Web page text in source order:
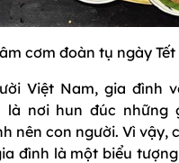
cơm đoàn tụ ngày Tết
Việt Nam, gia đình
là nơi hun đúc những
nên con người. Vì vậy,
đình là một biểu